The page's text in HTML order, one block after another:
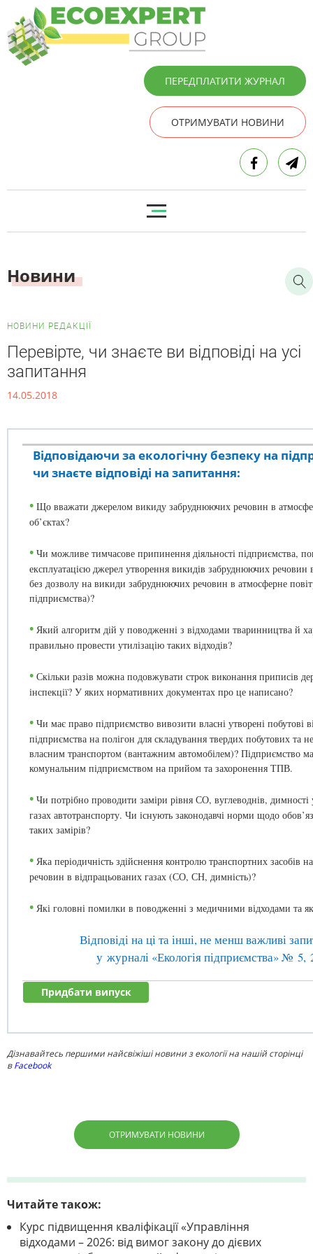
ПЕРЕДПЛАТИТИ ЖУРНАЛ
ОТРИМУВАТИ НОВИНИ
Новини
НОВИНИ РЕДАКЦІЇ
Перевірте, чи знаєте ви відповіді на усі
запитання
14.05.2018
Відповідаючи за екологічну безпеку на
чи знаєте відповіді на запитання:
• Що вважати джерелом викиду забруднюючих речовин в
об’єктах?
• Чи можливе тимчасове припинення діяльності підприємства,
експлуатацією джерел утворення викидів забруднюючих речовин
без дозволу на викиди забруднюючих речовин в атмосферне
підприємства)?
• Який алгоритм дій у поводженні з відходами тваринництва й
правильно провести утилізацію таких відходів?
• Скільки разів можна подовжувати строк виконання приписів
інспекції? У яких нормативних документах про це написано?
• Чи має право підприємство вивозити власні утворені побутові
підприємства на полігон для складування твердих побутових та
власним транспортом (вантажним автомобілем)? Підприємство
комунальним підприємством на прийом та захоронення ТПВ.
• Чи потрібно проводити заміри рівня СО, вуглеводнів, димності
газах автотранспорту. Чи існують законодавчі норми щодо
таких замірів?
• Яка періодичність здійснення контролю транспортних засобів
речовин в відпрацьованих газах (СО, СН, димність)?
• Які головні помилки в поводженні з медичними відходами та
Відповіді на ці та інші, не менш важливі
у журналі «Екологія підприємства»№ 5,
Придбати випуск
Дізнавайтесь першими найсвіжіші новини з екології на нашій сторінці
вFacebook
ОТРИМУВАТИ НОВИНИ
Читайте також:
Курс підвищення кваліфікації «Управління
відходами – 2026: від вимог закону до дієвих